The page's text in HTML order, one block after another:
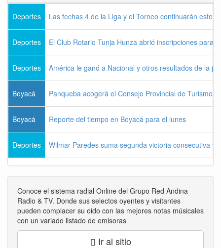
Deportes Las fechas 4 de la Liga y el Torneo continuarán este
Deportes El Club Rotario Tunja Hunza abrió inscripciones para
Deportes América le ganó a Nacional y otros resultados de la
Boyacá Panqueba acogerá el Consejo Provincial de Turismo
Boyacá Reporte del tiempo en Boyacá para el lunes
Deportes Wilmar Paredes suma segunda victoria consecutiva y
Conoce el sistema radial Online del Grupo Red Andina
Radio & TV. Donde sus selectos oyentes y visitantes
pueden complacer su oido con las mejores notas músicales
con un variado listado de emisoras
Ir al sitio